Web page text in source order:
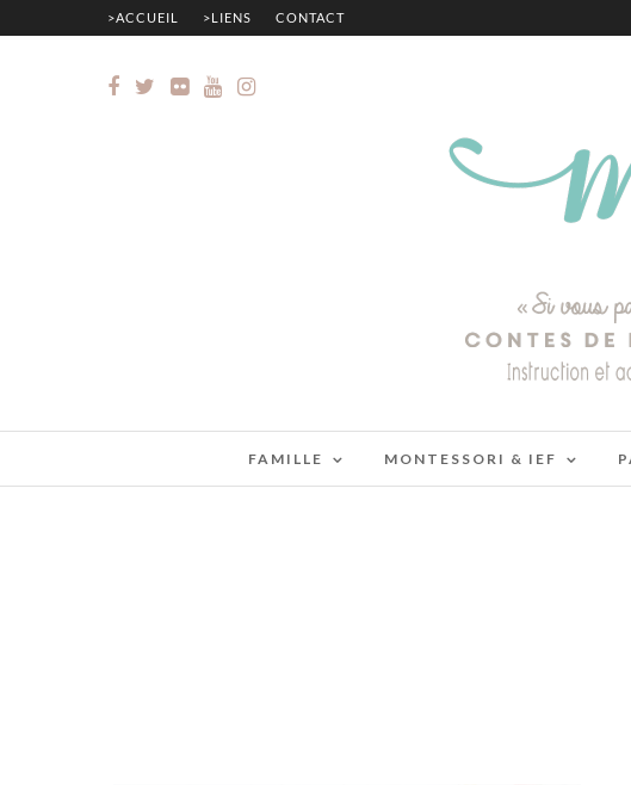
>ACCUEIL >LIENS CONTACT
FAMILLE MONTESSORI & IEF